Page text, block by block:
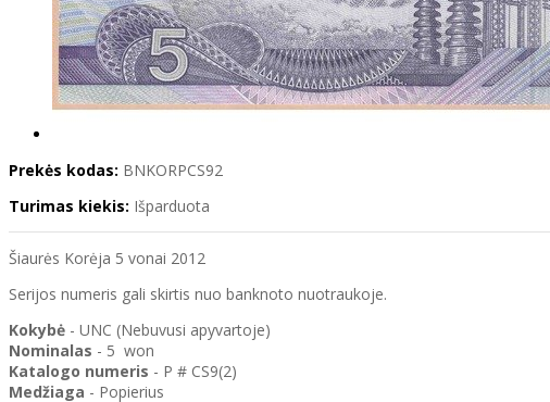
Prekės kodas: BNKORPCS92
Turimas kiekis: Išparduota
Šiaurės Korėja 5 vonai 2012
Serijos numeris gali skirtis nuo banknoto nuotraukoje.
Kokybė - UNC (Nebuvusi apyvartoje)
Nominalas - 5 won
Katalogo numeris - P # CS9(2)
Medžiaga - Popierius